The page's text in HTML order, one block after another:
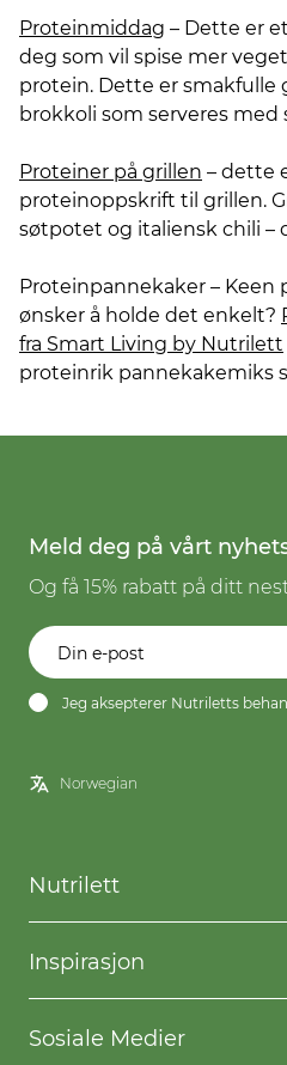
Proteinmiddag – Dette er
deg som vil spise mer
protein. Dette er smakfulle
brokkoli som serveres med
Proteiner på grillen – dette
proteinoppskrift til grillen.
søtpotet og italiensk chili –
Proteinpannekaker – Keen
ønsker å holde det enkelt?
fra Smart Living by Nutrilett
proteinrik pannekakemiks
Meld deg på vårt
Og få 15% rabatt på ditt
Jeg aksepterer Nutriletts
Nutrilett
Kontakt oss
Spørsmål og svar
Frakt og levering
Kjøpsbetingelser
Inspirasjon
Willpower
Oppskrifter
Sosiale Medier